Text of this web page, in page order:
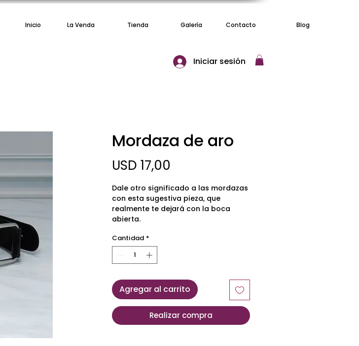
Inicio La Venda Tienda Galería Contacto Blog
Mordaza de aro
USD 17,00
Dale otro significado a las mordazas
con esta sugestiva pieza, que
realmente te dejará con la boca
abierta.
Cantidad *
Agregar al carrito
Realizar compra
Iniciar sesión